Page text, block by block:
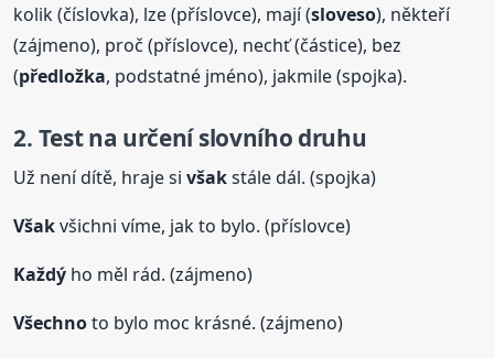
kolik (číslovka), lze (příslovce), mají (sloveso), někteří
(zájmeno), proč (příslovce), nechť (částice), bez
(předložka, podstatné jméno), jakmile (spojka).
2. Test na určení slovního druhu
Už není dítě, hraje sivšakstále dál. (spojka)
Všakvšichni víme, jak to bylo. (příslovce)
Každý ho měl rád. (zájmeno)
Všechnoto bylo moc krásné. (zájmeno)